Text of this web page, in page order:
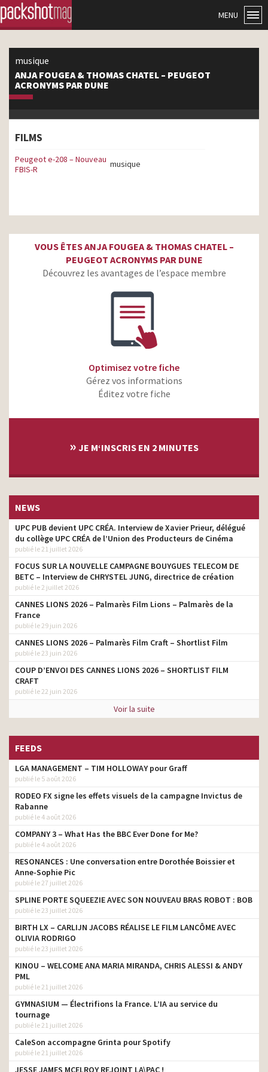
MENU
musique
ANJA FOUGEA & THOMAS CHATEL – PEUGEOT
ACRONYMS PAR DUNE
FILMS
Peugeot e-208 – Nouveau
FBIS-R
musique
VOUS ÊTES ANJA FOUGEA & THOMAS CHATEL –
PEUGEOT ACRONYMS PAR DUNE
Découvrez les avantages de l’espace membre
Optimisez votre fiche
Gérez vos informations
Éditez votre fiche
» JE M‘INSCRIS EN 2 MINUTES
NEWS
UPC PUB devient UPC CRÉA. Interview de Xavier Prieur, délégué
du collège UPC CRÉA de l’Union des Producteurs de Cinéma
publié le 21 juillet 2026
FOCUS SUR LA NOUVELLE CAMPAGNE BOUYGUES TELECOM DE
BETC – Interview de CHRYSTEL JUNG, directrice de création
publié le 2 juillet 2026
CANNES LIONS 2026 – Palmarès Film Lions – Palmarès de la
France
publié le 29 juin 2026
CANNES LIONS 2026 – Palmarès Film Craft – Shortlist Film
publié le 23 juin 2026
COUP D’ENVOI DES CANNES LIONS 2026 – SHORTLIST FILM
CRAFT
publié le 22 juin 2026
Voir la suite
FEEDS
LGA MANAGEMENT – TIM HOLLOWAY pour Graff
publié le 5 août 2026
RODEO FX signe les effets visuels de la campagne Invictus de
Rabanne
publié le 4 août 2026
COMPANY 3 – What Has the BBC Ever Done for Me?
publié le 4 août 2026
RESONANCES : Une conversation entre Dorothée Boissier et
Anne-Sophie Pic
publié le 27 juillet 2026
SPLINE PORTE SQUEEZIE AVEC SON NOUVEAU BRAS ROBOT : BOB
publié le 23 juillet 2026
BIRTH LX – CARLIJN JACOBS RÉALISE LE FILM LANCÔME AVEC
OLIVIA RODRIGO
publié le 23 juillet 2026
KINOU – WELCOME ANA MARIA MIRANDA, CHRIS ALESSI & ANDY
PML
publié le 21 juillet 2026
GYMNASIUM — Électrifions la France. L’IA au service du
tournage
publié le 21 juillet 2026
CaleSon accompagne Grinta pour Spotify
publié le 21 juillet 2026
JESSE JAMES MCELROY REJOINT LA\PAC !